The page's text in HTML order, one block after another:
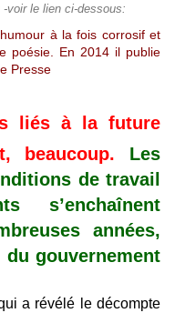
voir le lien ci-dessous:
à la fois corrosif et
poésie. En 2014 il publie
Presse
liés à la future
beaucoup. Les
de travail
s’enchaînent
années,
gouvernement
a révélé le décompte